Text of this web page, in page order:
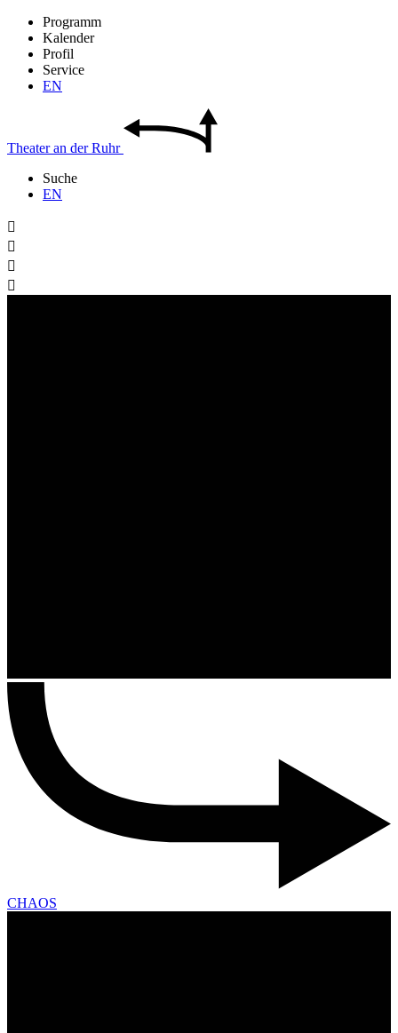
Programm
Kalender
Profil
Service
EN
Theateran derRuhr
Suche
EN




CHAOS